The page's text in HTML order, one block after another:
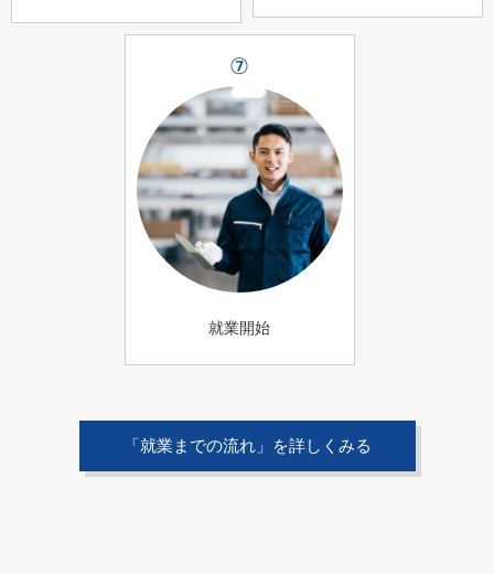
⑦
就業開始
「就業までの流れ」を詳しくみる